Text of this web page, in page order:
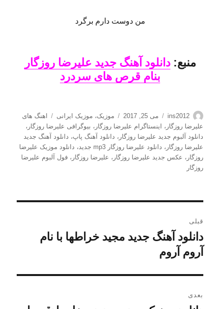
من دوست دارم برگرد
منبع:دانلود آهنگ جدید علیرضا روزگار
بنام قرص های سردرد
نویسنده
ins2012
ارسال
شده
در
می 25, 2017 دسته‌ها
موزیک، موزیک ایرانی برچسب‌ها
اهنگ های
علیرضا روزگار ، اینستاگرام علیرضا روزگار ، بیوگرافی علیرضا روزگار ،
دانلود آلبوم جدید علیرضا روزگار ، دانلود آهنگ پاپ، دانلود آهنگ جدید
علیرضا روزگار ، دانلود علیرضا روزگار mp3 جدید ، دانلود موزیک علیرضا
روزگار ، عکس جدید علیرضا روزگار ، علیرضا روزگار ،فول آلبوم علیرضا
روزگار
نوشته
قبلی
نوشته
قبلی:
دانلود آهنگ جدید مجید خراطها با نام
آروم آروم
بعدی